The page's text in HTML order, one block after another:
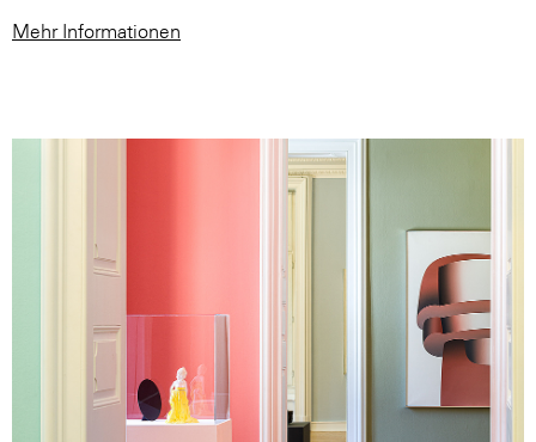
Mehr Informationen